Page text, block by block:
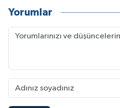
Yorumlar